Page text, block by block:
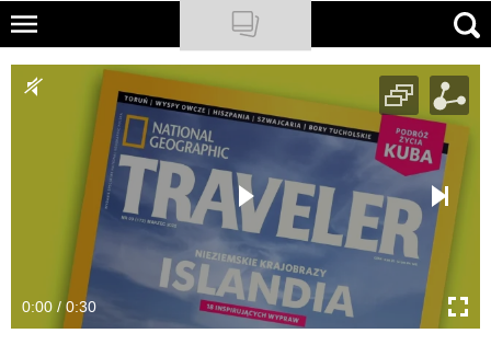
Skip
main
NATIONAL GEOGRAPHIC
TRAVELER
PODCASTY
Newsletter
Cuda Polski
0:00 / 0:30